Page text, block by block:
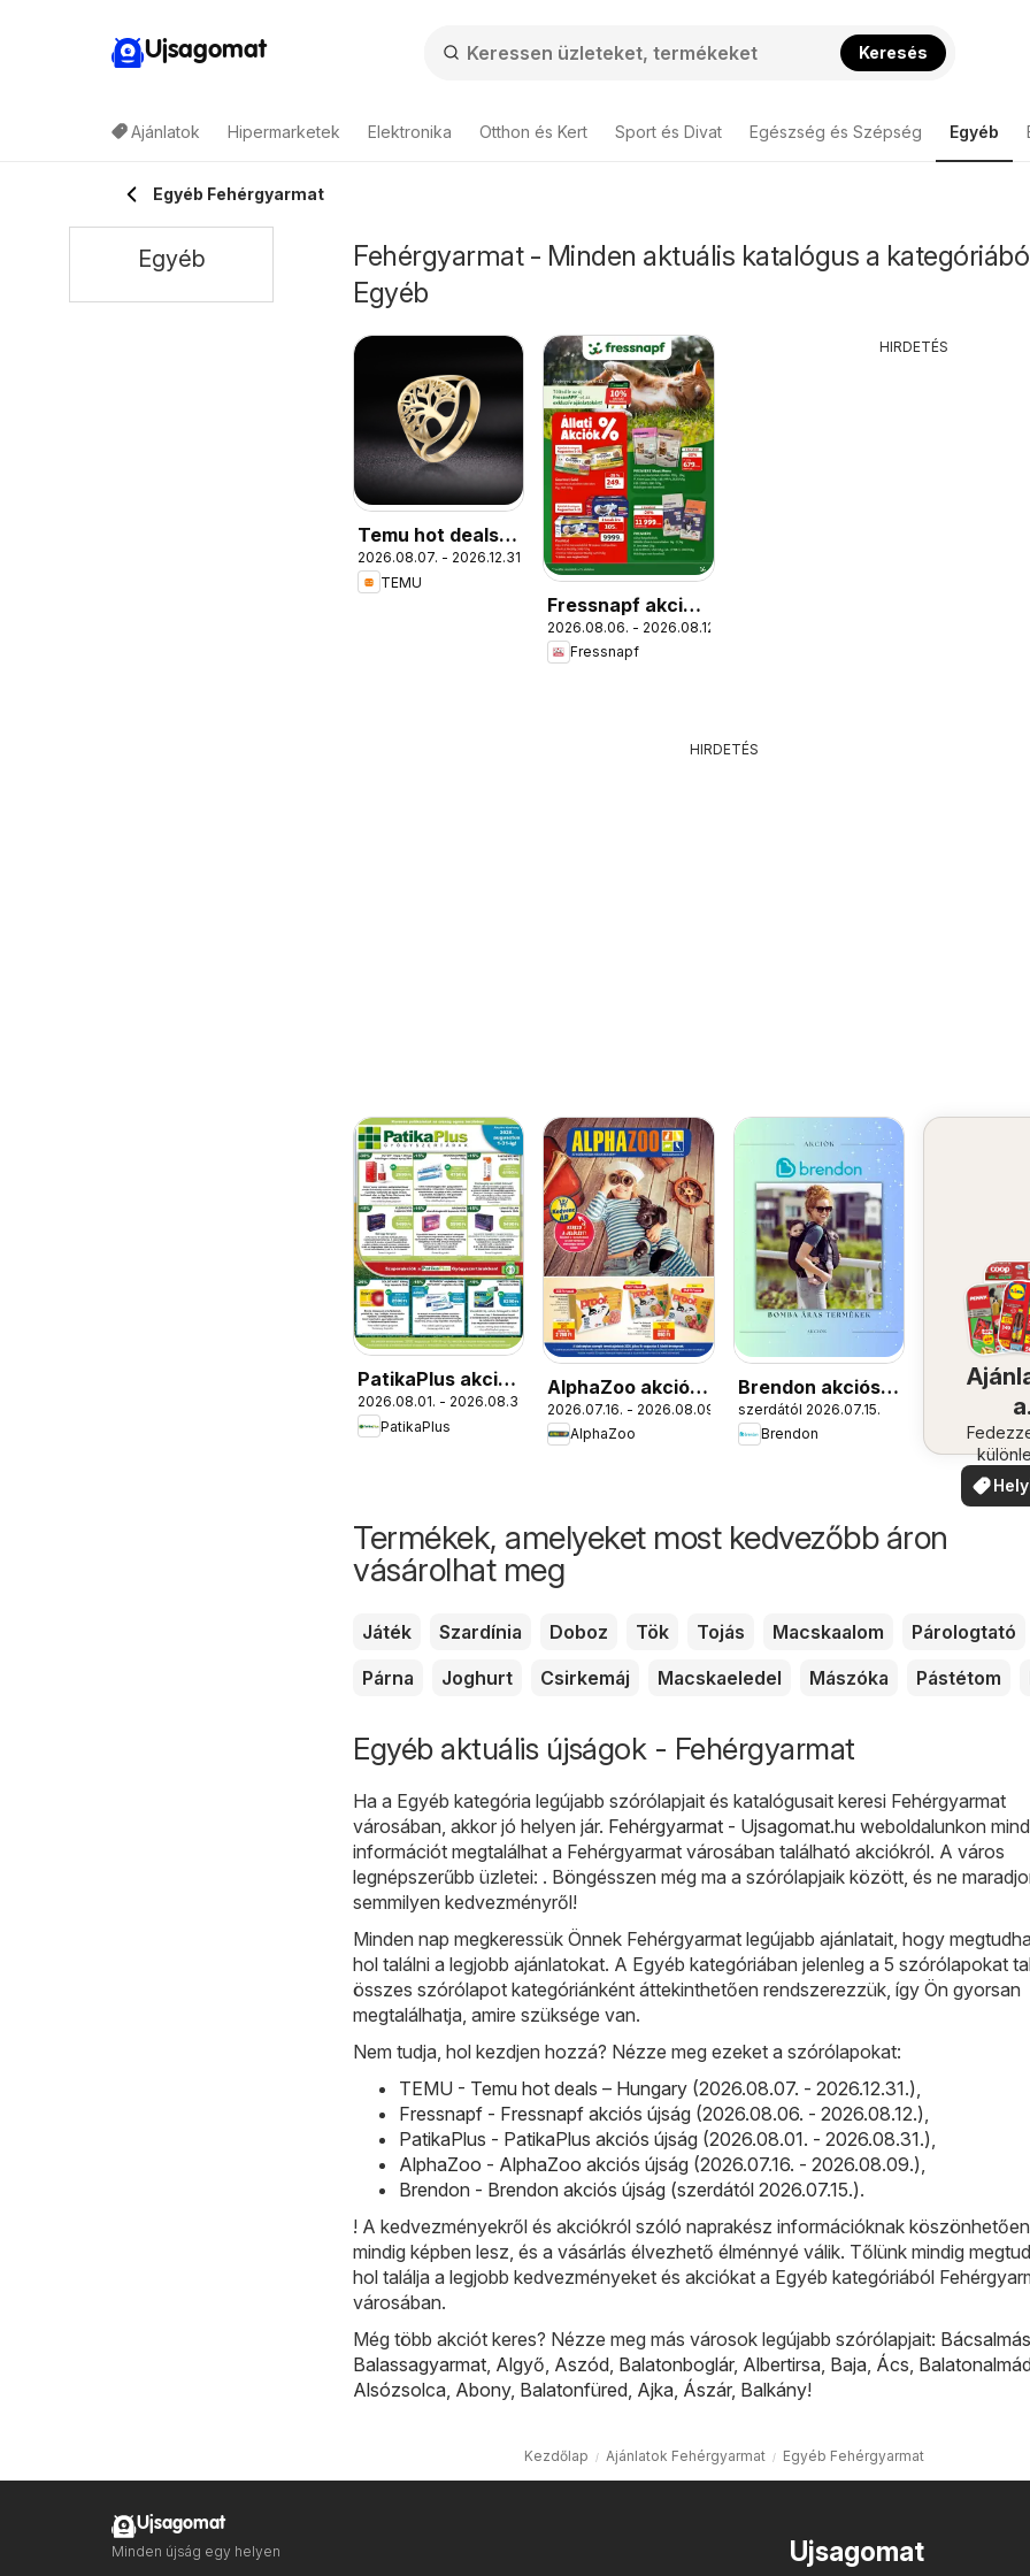
Ujsagomat Keresés
Ajánlatok Hipermarketek Elektronika Otthon és Kert Sport és Divat Egészség és Szépség Egyéb
Egyéb Fehérgyarmat
Fehérgyarmat - Minden aktuális katalógus a
Egyéb
Temu hot deals –
Hungary
2026.08.07. - 2026.12.31.
TEMU
Fressnapf akciós
újság
2026.08.06. - 2026.08.12.
Fressnapf
HIRDETÉS
HIRDETÉS
PatikaPlus akciós
újság
2026.08.01. - 2026.08.31.
PatikaPlus
AlphaZoo akciós
újság
2026.07.16. - 2026.08.09.
AlphaZoo
Brendon akciós
újság
szerdától 2026.07.15.
Brendon
a
Termékek, amelyeket most kedvezőbb áron
vásárolhat meg
Játék Szardínia Doboz Tök Tojás Macskaalom
Párologtató
Párna
Joghurt Csirkemáj Macskaeledel Mászóka Pástétom
Egyéb aktuális újságok - Fehérgyarmat
Ha a Egyéb kategória legújabb szórólapjait és katalógusait keresi Fehérgyarmat
városában, akkor jó helyen jár. Fehérgyarmat - Ujsagomat.hu weboldalunkon
információt megtalálhat a Fehérgyarmat városában található akciókról. A város
legnépszerűbb üzletei: . Böngésszen még ma a szórólapjaik között, és ne
semmilyen kedvezményről!
Minden nap megkeressük Önnek Fehérgyarmat legújabb ajánlatait, hogy
hol találni a legjobb ajánlatokat. A Egyéb kategóriában jelenleg a 5 szórólapokat
összes szórólapot kategóriánként áttekinthetően rendszerezzük, így Ön gyorsan
megtalálhatja, amire szüksége van.
Nem tudja, hol kezdjen hozzá? Nézze meg ezeket a szórólapokat:
TEMU - Temu hot deals – Hungary (2026.08.07. - 2026.12.31.)
Fressnapf - Fressnapf akciós újság (2026.08.06. - 2026.08.12.)
PatikaPlus - PatikaPlus akciós újság (2026.08.01. - 2026.08.31.)
AlphaZoo - AlphaZoo akciós újság (2026.07.16. - 2026.08.09.)
Brendon - Brendon akciós újság (szerdától 2026.07.15.).
! A kedvezményekről és akciókról szóló naprakész információknak
mindig képben lesz, és a vásárlás élvezhető élménnyé válik. Tőlünk mindig
hol találja a legjobb kedvezményeket és akciókat a Egyéb kategóriából
városában.
Még több akciót keres? Nézze meg más városok legújabb szórólapjait: Bácsalmás
Balassagyarmat Algyő Aszód Balatonboglár, Albertirsa Baja Ács
Alsózsolca Abony, Balatonfüred Ajka Ászár, Balkány!
Kezdőlap Ajánlatok Fehérgyarmat Egyéb Fehérgyarmat
Egyéb
Ujsagomat
Ujsagomat
Minden újság egy helyen